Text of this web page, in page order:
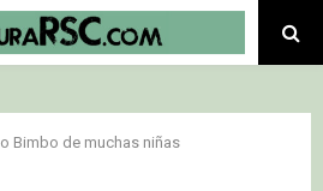
Bimbo de muchas niñas